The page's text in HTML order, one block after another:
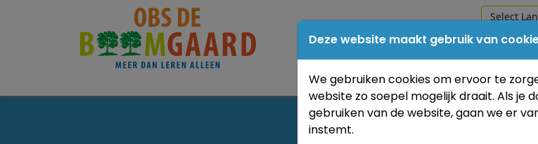
Home Onze school
Deze website maakt gebruik van
We gebruiken cookies om ervoor te
website zo soepel mogelijk draait. Als je
gebruiken van de website, gaan we er
instemt.